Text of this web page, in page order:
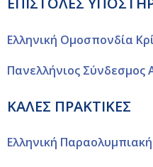
Ελληνική Ομοσπονδία
Πανελλήνιος Σύνδεσμος
ΚΑΛΕΣ ΠΡΑΚΤΙΚΕΣ
Ελληνική